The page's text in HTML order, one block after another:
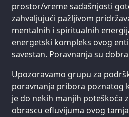
prostor/vreme sadašnjosti
zahvaljujući pažljivom
mentalnih i spiritualnih
energetski kompleks ovog
savestan. Poravnanja su dobra.
Upozoravamo grupu za
poravnanja pribora poznatog
je do nekih manjih poteškoća
obrascu efluvijuma ovog